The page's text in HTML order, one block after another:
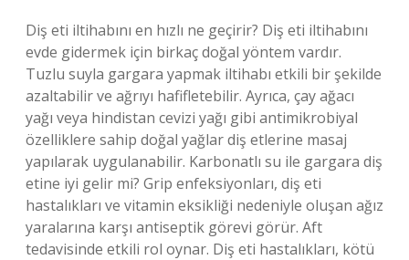
Diş eti iltihabını en hızlı ne geçirir? Diş eti iltihabını
evde gidermek için birkaç doğal yöntem vardır.
Tuzlu suyla gargara yapmak iltihabı etkili bir şekilde
azaltabilir ve ağrıyı hafifletebilir. Ayrıca, çay ağacı
yağı veya hindistan cevizi yağı gibi antimikrobiyal
özelliklere sahip doğal yağlar diş etlerine masaj
yapılarak uygulanabilir. Karbonatlı su ile gargara diş
etine iyi gelir mi? Grip enfeksiyonları, diş eti
hastalıkları ve vitamin eksikliği nedeniyle oluşan ağız
yaralarına karşı antiseptik görevi görür. Aft
tedavisinde etkili rol oynar. Diş eti hastalıkları, kötü